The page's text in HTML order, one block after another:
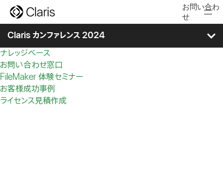
r
i
お問い合わ
せ
製品
事例／開発
イベント／学習
コミュニティ／パートナー
Claris を検索
クイックリンク
FileMaker
Claris ヘルプセンター
ナレッジベース
お問い合わせ窓口
FileMaker 体験セミナー
お客様成功事例
ライセンス見積作成
Claris カンファレンス 2024
タイムテーブル
セッション